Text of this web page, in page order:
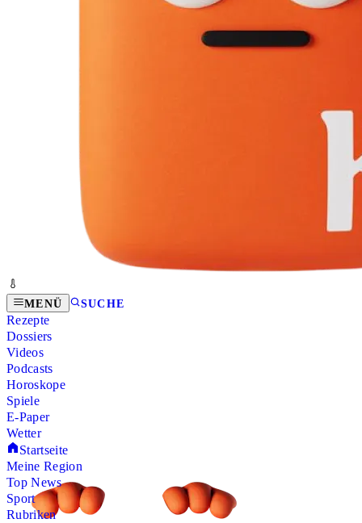
MENÜ SUCHE
Rezepte
Dossiers
Videos
Podcasts
Horoskope
Spiele
E-Paper
Wetter
Startseite
Meine Region
Top News
Sport
Rubriken